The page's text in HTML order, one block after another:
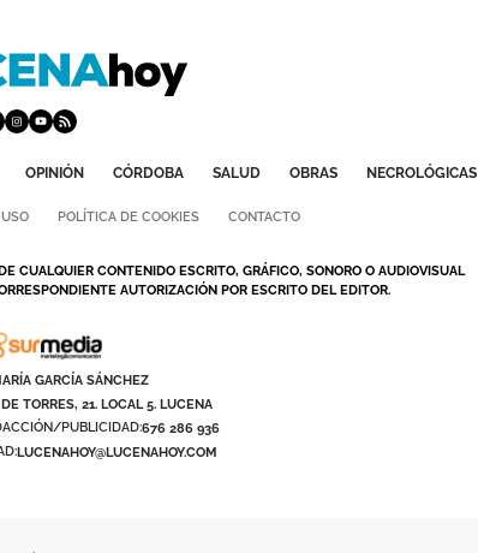
OPINIÓN CÓRDOBA SALUD OBRAS NECROLÓGICAS
POLÍTICA DE COOKIES CONTACTO
CUALQUIER CONTENIDO ESCRITO, GRÁFICO, SONORO O AUDIOVISUAL
AUTORIZACIÓN POR ESCRITO DEL EDITOR.
GARCÍA SÁNCHEZ
TORRES, 21. LOCAL 5. LUCENA
PUBLICIDAD:676 286 936
LUCENAHOY@LUCENAHOY.COM